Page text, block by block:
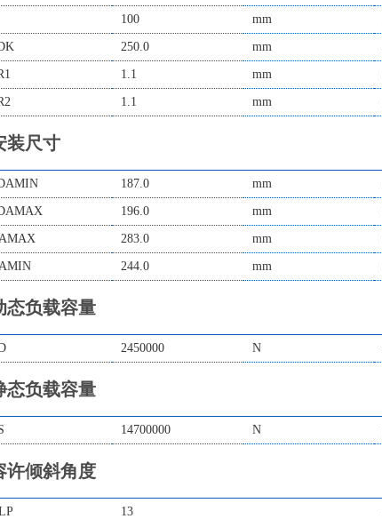
100 mm
250.0 mm
1.1 mm
1.1 mm
装尺寸
187.0 mm
196.0 mm
283.0 mm
244.0 mm
态负载容量
2450000 N
态负载容量
14700000 N
许倾斜角度
13